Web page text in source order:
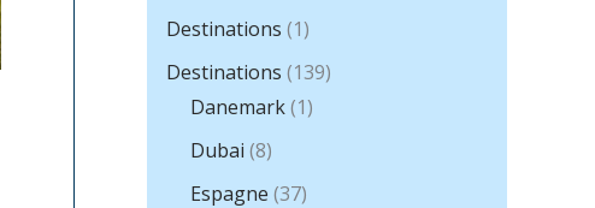
Destinations (1)
Destinations (139)
Danemark(1)
Dubai (8)
Espagne (37)